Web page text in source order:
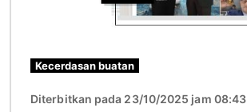
Kecerdasan buatan
Diterbitkan pada 23/10/2025 jam 08:43